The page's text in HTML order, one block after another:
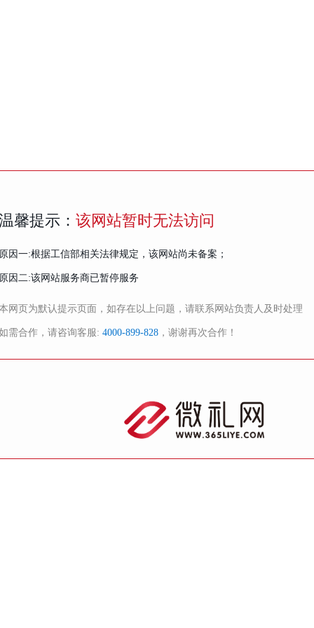
馨提示： 该网站暂时无法访问
因一:根据工信部相关法律规定，该网站尚未备案；
因二:该网站服务商已暂停服务
网页为默认提示页面，如存在以上问题，请联系网站负责人及时处理
需合作，请咨询客服: 4000-899-828 ，谢谢再次合作！